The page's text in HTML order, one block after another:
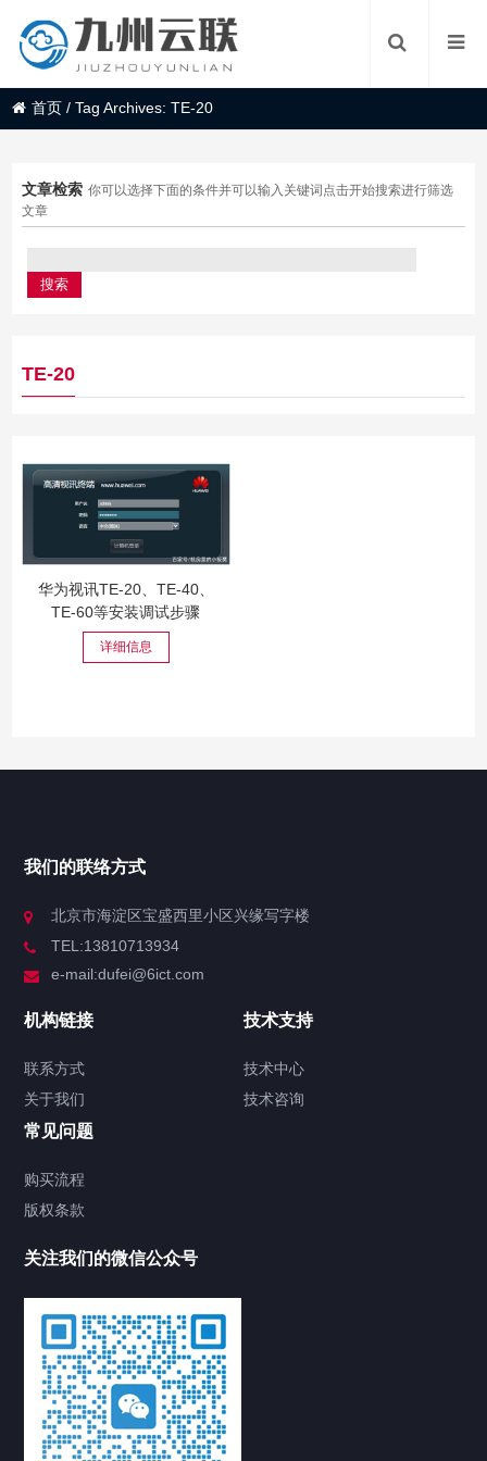
首页 /Tag Archives: TE-20
文章检索 你可以选择下面的条件并可以输入关键词点击开始搜索进行筛选
文章
TE-20
华为视讯TE-20、TE-40、
TE-60等安装调试步骤
详细信息
我们的联络方式
北京市海淀区宝盛西里小区兴缘写字楼
TEL:13810713934
e-mail:dufei@6ict.com
机构链接
联系方式
关于我们
技术支持
技术中心
技术咨询
常见问题
购买流程
版权条款
关注我们的微信公众号